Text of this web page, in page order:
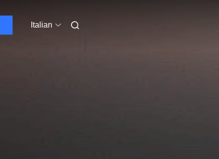
Italian